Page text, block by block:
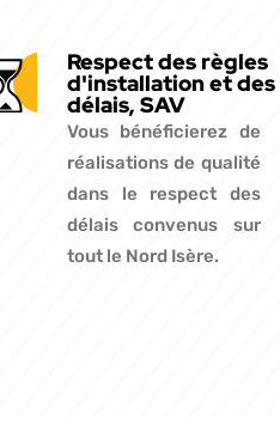
Respect des règles
d'installation et des
délais, SAV
Vous bénéficierez de
réalisations de qualité
dans le respect des
délais convenus sur
tout le Nord Isère.